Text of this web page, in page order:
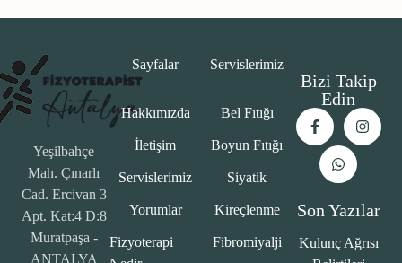
Yeşilbahçe
Mah. Çınarlı
Cad. Ercivan 3
Apt. Kat:4 D:8
Muratpaşa -
ANTALYA
Sayfalar
Hakkımızda
İletişim
Servislerimiz
Yorumlar
Fizyoterapi
Servislerimiz
Bel Fıtığı
Boyun Fıtığı
Siyatik
Kireçlenme
Fibromiyalji
Bizi Takip
Edin
Son Yazılar
Kulunç Ağrısı